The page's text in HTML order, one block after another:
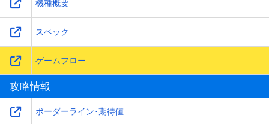
機種概要
スペック
ゲームフロー
攻略情報
ボーダーライン･期待値